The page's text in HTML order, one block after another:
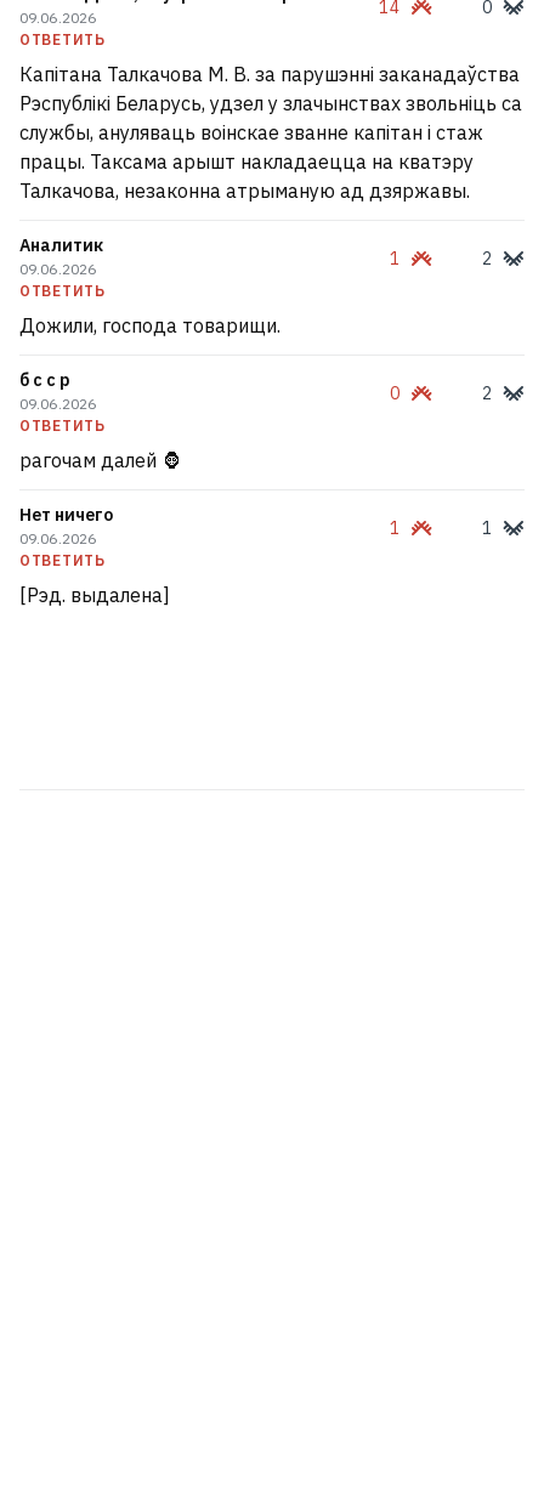
09.06.2026
ОТВЕТИТЬ
14 0
Капітана Талкачова М. В. за парушэнні заканадаўства
Рэспублікі Беларусь, удзел у злачынствах звольніць са
службы, ануляваць воінскае званне капітан і стаж
працы. Таксама арышт накладаецца на кватэру
Талкачова, незаконна атрыманую ад дзяржавы.
Аналитик
09.06.2026
ОТВЕТИТЬ
1 2
Дожили, господа товарищи.
б с с р
09.06.2026
ОТВЕТИТЬ
0 2
рагочам далей 🦍
Нет ничего
09.06.2026
ОТВЕТИТЬ
1 1
[Рэд. выдалена]